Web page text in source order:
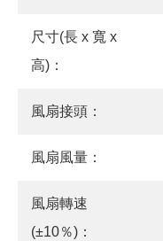
尺寸(長 x 寬 x
高)：
風扇接頭：
風扇風量：
風扇轉速
(±10％)：